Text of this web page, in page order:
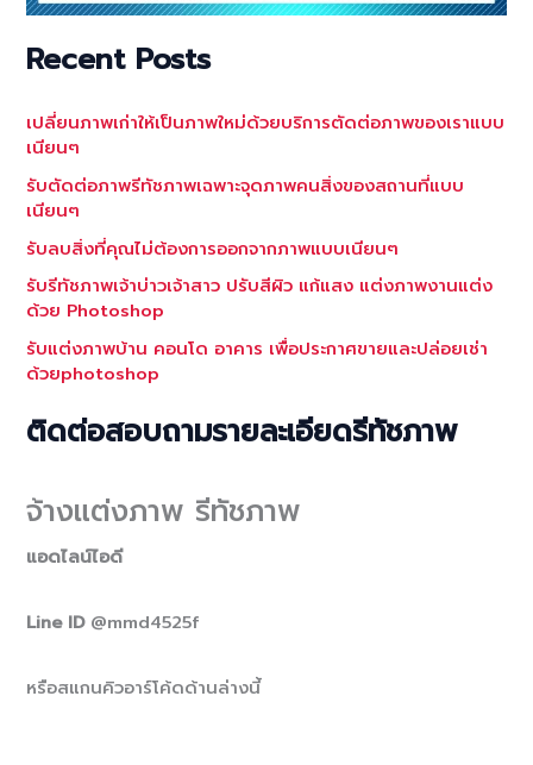
Recent Posts
เปลี่ยนภาพเก่าให้เป็นภาพใหม่ด้วยบริการตัดต่อภาพของเราแบบ
เนียนๆ
รับตัดต่อภาพรีทัชภาพเฉพาะจุดภาพคนสิ่งของสถานที่แบบ
เนียนๆ
รับลบสิ่งที่คุณไม่ต้องการออกจากภาพแบบเนียนๆ
รับรีทัชภาพเจ้าบ่าวเจ้าสาว ปรับสีผิว แก้แสง แต่งภาพงานแต่ง
ด้วย Photoshop
รับแต่งภาพบ้าน คอนโด อาคาร เพื่อประกาศขายและปล่อยเช่า
ด้วยphotoshop
ติดต่อสอบถามรายละเอียดรีทัชภาพ
จ้างแต่งภาพ รีทัชภาพ
แอดไลน์ไอดี
Line ID @mmd4525f
หรือสแกนคิวอาร์โค้ดด้านล่างนี้